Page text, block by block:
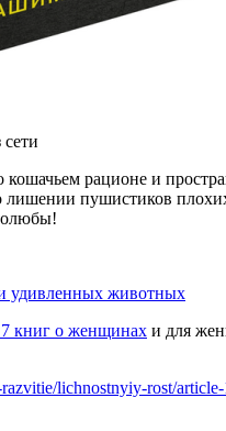
кошачьем рационе и
пушистиков
удивленных животных
7 книг о женщинах и для
razvitie/lichnostnyiy-rost/